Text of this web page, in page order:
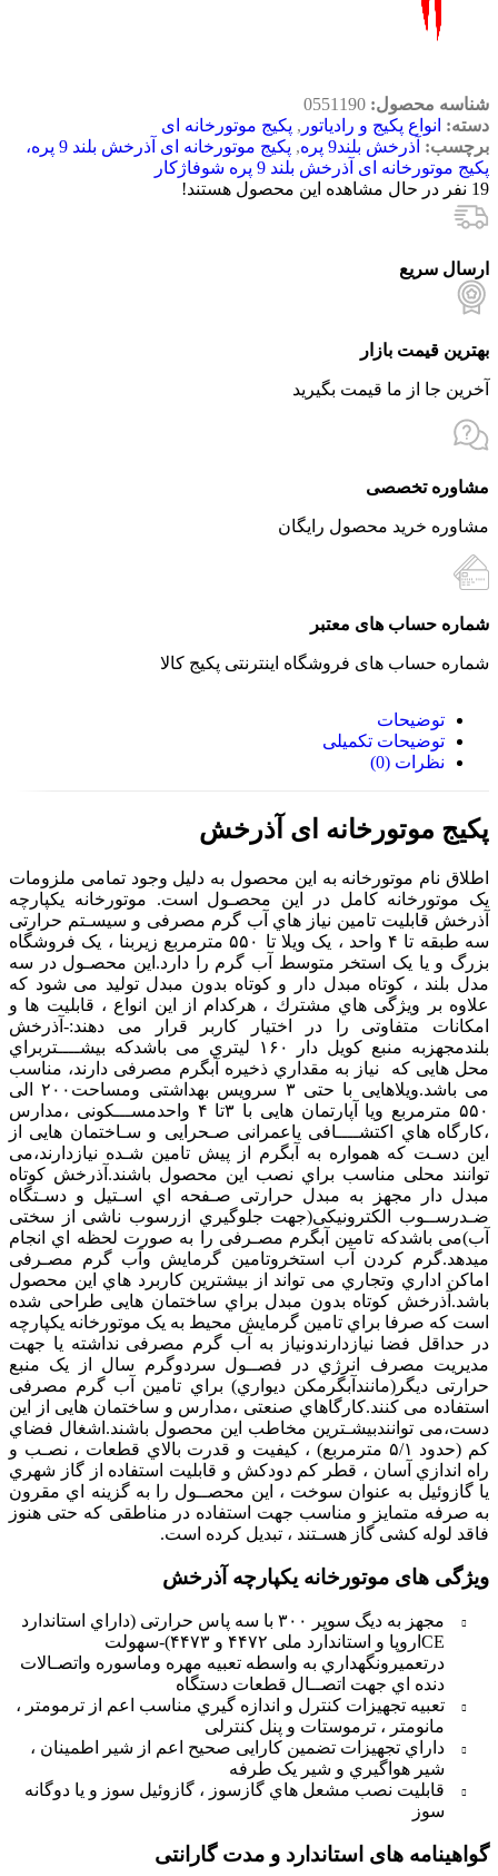
شناسه محصول: 0551190
دسته: انواع پکیج و رادیاتور , پکیج موتورخانه ای
برچسب: آذرخش بلند9 پره ,
پکیج موتورخانه ای آذرخش بلند 9 پره،
پکیج موتورخانه ای آذرخش بلند 9 پره شوفاژکار
19 نفر در حال مشاهده این محصول هستند!
ارسال سریع
بهترین قیمت بازار
آخرین جا از ما قیمت بگیرید
مشاوره تخصصی
مشاوره خرید محصول رایگان
شماره حساب های معتبر
شماره حساب های فروشگاه اینترنتی پکیج کالا
توضیحات
توضیحات تکمیلی
نظرات (0)
پکیج موتورخانه ای آذرخش
اطلاق نام موتورخانه به این محصول به دلیل وجود تمامی ملزومات
یک موتورخانه کامل در این محصـول است. موتورخانه یکپارچه
آذرخش قابلیت تامین نیاز هاي آب گرم مصرفی و سیسـتم حرارتی
سه طبقه تا ۴ واحد ، یک ویلا تا ۵۵۰ مترمربع زیربنا ، یک فروشگاه
بزرگ و یا یک استخر متوسط آب گرم را دارد.این محصـول در سه
مدل بلند ، کوتاه مبدل دار و کوتاه بدون مبدل تولید می شود که
علاوه بر ویژگی هاي مشترك ، هرکدام از این انواع ، قابلیت ها و
امکانات متفاوتی را در اختیار کاربر قرار می دهند:-آذرخش
بلندمجهزبه منبع کویل دار ۱۶۰ لیتري می باشدکه بیشــــتربراي
محل هایی که نیاز به مقداري ذخیره آبگرم مصرفی دارند، مناسب
می باشد.ویلاهایی با حتی ۳ سرویس بهداشتی ومساحت۲۰۰ الی
۵۵۰ مترمربع ویا آپارتمان هایی با ۳تا ۴ واحدمســـکونی ،مدارس
،کارگاه هاي اکتشــــافی یاعمرانی صـحرایی و سـاختمان هایی از
این دسـت که همواره به آبگرم از پیش تامین شـده نیازدارند،می
توانند محلی مناسب براي نصب این محصول باشند.آذرخش کوتاه
مبدل دار مجهز به مبدل حرارتی صـفحه اي اسـتیل و دسـتگاه
ضـدرســوب الکترونیکی(جهت جلوگیري ازرسوب ناشی از سختی
آب)می باشدکه تامین آبگرم مصـرفی را به صورت لحظه اي انجام
میدهد.گرم کردن آب استخروتامین گرمایش وآب گرم مصـرفی
اماکن اداري وتجاري می تواند از بیشترین کاربرد هاي این محصول
باشد.آذرخش کوتاه بدون مبدل براي ساختمان هایی طراحی شده
است که صرفا براي تامین گرمایش محیط به یک موتورخانه یکپارچه
در حداقل فضا نیازدارندونیاز به آب گرم مصرفی نداشته یا جهت
مدیریت مصرف انرژي در فصــول سردوگرم سال از یک منبع
حرارتی دیگر(مانندآبگرمکن دیواري) براي تامین آب گرم مصرفی
استفاده می کنند.کارگاهاي صنعتی ،مدارس و ساختمان هایی از این
دست،می توانندبیشـترین مخاطب این محصول باشند.اشغال فضاي
کم (حدود ۵/۱ مترمربع) ، کیفیت و قدرت بالاي قطعات ، نصـب و
راه اندازي آسان ، قطر کم دودکش و قابلیت استفاده از گاز شهري
یا گازوئیل به عنوان سوخت ، این محصــول را به گزینه اي مقرون
به صرفه متمایز و مناسب جهت استفاده در مناطقی که حتی هنوز
فاقد لوله کشی گاز هسـتند ، تبدیل کرده است.
ویژگی های موتورخانه یکپارچه آذرخش
مجهز به دیگ سوپر ۳۰۰ با سه پاس حرارتی (داراي استاندارد
CEاروپا و استاندارد ملی ۴۴۷۲ و ۴۴۷۳)-سهولت
درتعمیرونگهداري به واسطه تعبیه مهره وماسوره واتصـالات
دنده اي جهت اتصــال قطعات دستگاه
تعبیه تجهیزات کنترل و اندازه گیري مناسب اعم از ترمومتر ،
مانومتر ، ترموستات و پنل کنترلی
داراي تجهیزات تضمین کارایی صحیح اعم از شیر اطمینان ،
شیر هواگیري و شیر یک طرفه
قابلیت نصب مشعل هاي گازسوز ، گازوئیل سوز و یا دوگانه
سوز
گواهینامه های استاندارد و مدت گارانتی